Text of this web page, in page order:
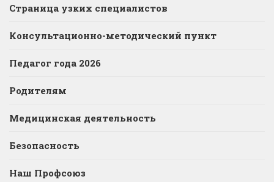
Страница узких специалистов
Консультационно-методический пункт
Педагог года 2026
Родителям
Медицинская деятельность
Безопасность
Наш Профсоюз